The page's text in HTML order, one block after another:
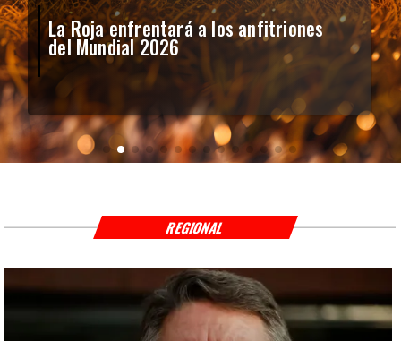
La Roja enfrentará a los anfitriones
del Mundial 2026
REGIONAL